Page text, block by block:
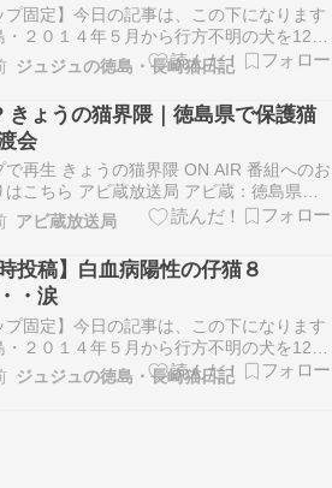
プ固定】今日の記事は、この下になります
２０１４年５月から行方不明の犬を12年
います ↑ ↑詳細はWEBサイトに記載してい
（※2026年10月末で閉鎖します。）※２
年５月、行方不明から１２年で、グーちゃ
に区切りを付けました。私の足を使っての
ジュジュの徳島・長崎猫日記
きょうの猫界隈｜徳島県で保護猫
会
で再生 きょうの猫界隈 ON AIR 番組へのお
はこちら アビ蔵放送局 アビ蔵：徳島県で
があるらしいね。 バステト：19日は徳島
20日は鳴門市みたいだね。 アビ蔵：保護
にはいい機会だよね。 バステト：うん、人
さん集まる場所かな。 アビ蔵：どん…
アビ蔵放送局
時投稿】白血病陽性の仔猫８
・涙
プ固定】今日の記事は、この下になります
２０１４年５月から行方不明の犬を12年
います ↑ ↑詳細はWEBサイトに記載してい
（※2026年10月末で閉鎖します。）※２
ジュジュの徳島・長崎猫日記